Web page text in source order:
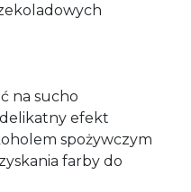
na sucho
efekt
spożywczym
farby do